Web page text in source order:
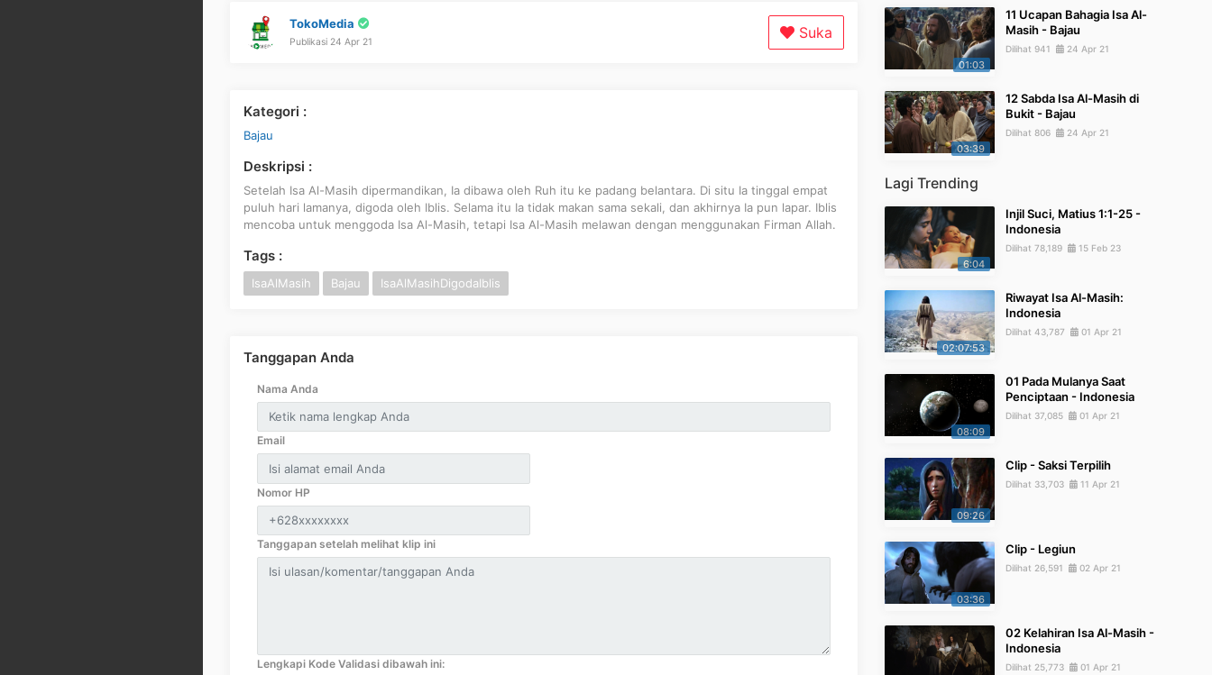
Suka
TokoMedia
Publikasi 24 Apr 21
Kategori :
Bajau
Deskripsi :
Setelah Isa Al-Masih dipermandikan, Ia dibawa oleh Ruh itu ke padang belantara. Di situ Ia tinggal empat
puluh hari lamanya, digoda oleh Iblis. Selama itu Ia tidak makan sama sekali, dan akhirnya Ia pun lapar. Iblis
mencoba untuk menggoda Isa Al-Masih, tetapi Isa Al-Masih melawan dengan menggunakan Firman Allah.
Tags :
IsaAlMasih Bajau IsaAlMasihDigodaIblis
Tanggapan Anda
Nama Anda
Email
Nomor HP
Tanggapan setelah melihat klip ini
Lengkapi Kode Validasi dibawah ini:
01:03
11 Ucapan Bahagia Isa Al-
Masih - Bajau
Dilihat 941 24 Apr 21
03:39
12 Sabda Isa Al-Masih di
Bukit - Bajau
Dilihat 806 24 Apr 21
Lagi Trending
6:04
Injil Suci, Matius 1:1-25 -
Indonesia
Dilihat 78,189 15 Feb 23
02:07:53
Riwayat Isa Al-Masih:
Indonesia
Dilihat 43,787 01 Apr 21
08:09
01 Pada Mulanya Saat
Penciptaan - Indonesia
Dilihat 37,085 01 Apr 21
09:26
Clip - Saksi Terpilih
Dilihat 33,703 11 Apr 21
03:36
Clip - Legiun
Dilihat 26,591 02 Apr 21
02 Kelahiran Isa Al-Masih -
Indonesia
Dilihat 25,773 01 Apr 21